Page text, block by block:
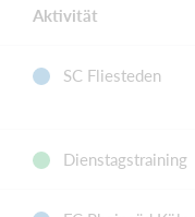
Aktivität
SC Fliesteden
Dienstagstraining